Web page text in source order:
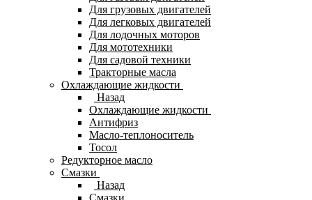
Для грузовых двигателей
Для легковых двигателей
Для лодочных моторов
Для мототехники
Для садовой техники
Тракторные масла
Охлаждающие жидкости
Назад
Охлаждающие жидкости
Антифриз
Масло-теплоноситель
Тосол
Редукторное масло
Смазки
Назад
Смазки